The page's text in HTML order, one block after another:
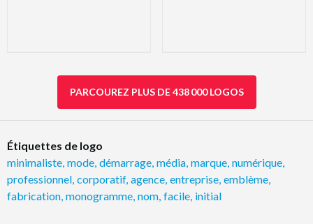
PARCOUREZ PLUS DE 438 000 LOGOS
Étiquettes de logo
minimaliste mode démarrage média marque numérique
professionnel corporatif, agence entreprise emblème
fabrication monogramme nom facile initial